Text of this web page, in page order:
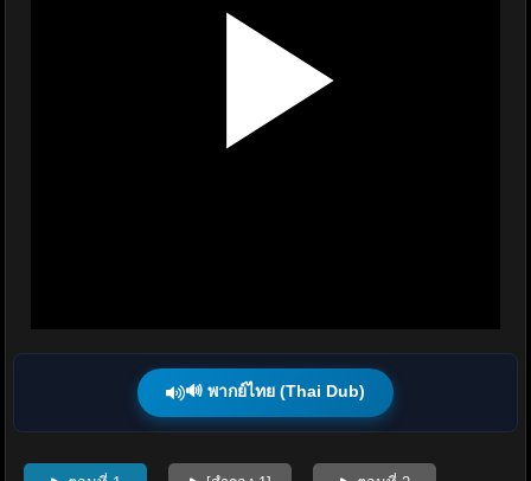
🔊 พากย์ไทย (Thai Dub)